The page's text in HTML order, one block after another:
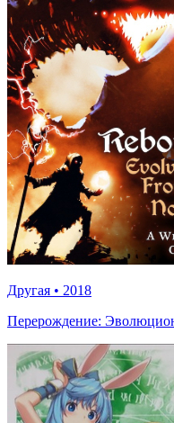
Другая • 2018
Перерождение: